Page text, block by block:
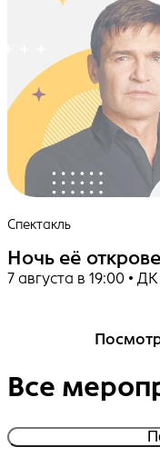
Спектакль
Ночь её
7 августа в 19:00 •
Все